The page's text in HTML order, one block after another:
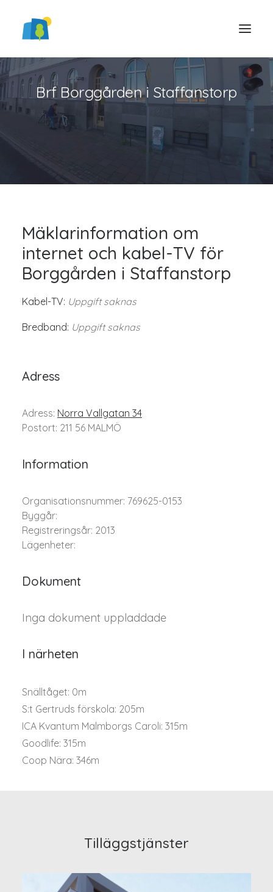
Brf Borggården i Staffanstorp
Mäklarinformation om
internet och kabel-TV för
Borggården i Staffanstorp
Kabel-TV: Uppgift saknas
Bredband: Uppgift saknas
Adress
Adress: Norra Vallgatan 34
Postort: 211 56 MALMÖ
Information
Organisationsnummer: 769625-0153
Byggår:
Registreringsår: 2013
Lägenheter:
Dokument
Inga dokument uppladdade
I närheten
Snälltåget: 0m
S:t Gertruds förskola: 205m
ICA Kvantum Malmborgs Caroli: 315m
Goodlife: 315m
Coop Nära: 346m
Tilläggstjänster